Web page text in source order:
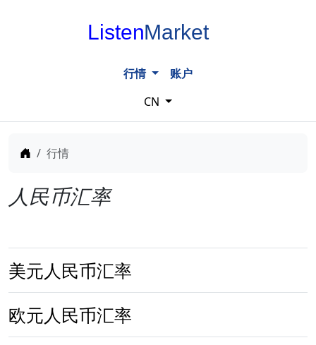
ListenMarket
行情
账户
CN
Home
行情
人民币汇率
美元人民币汇率
欧元人民币汇率